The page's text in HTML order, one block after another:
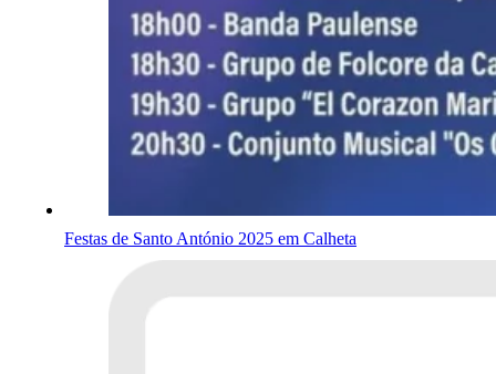
Festas de Santo António 2025 em Calheta